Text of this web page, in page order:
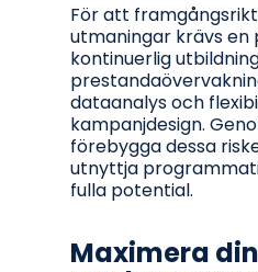
För att
utmaningar krävs en
kontinuerlig
dataanalys och
kampanjdesign.
förebygga dessa
utnyttja
fulla potential.
Maximera